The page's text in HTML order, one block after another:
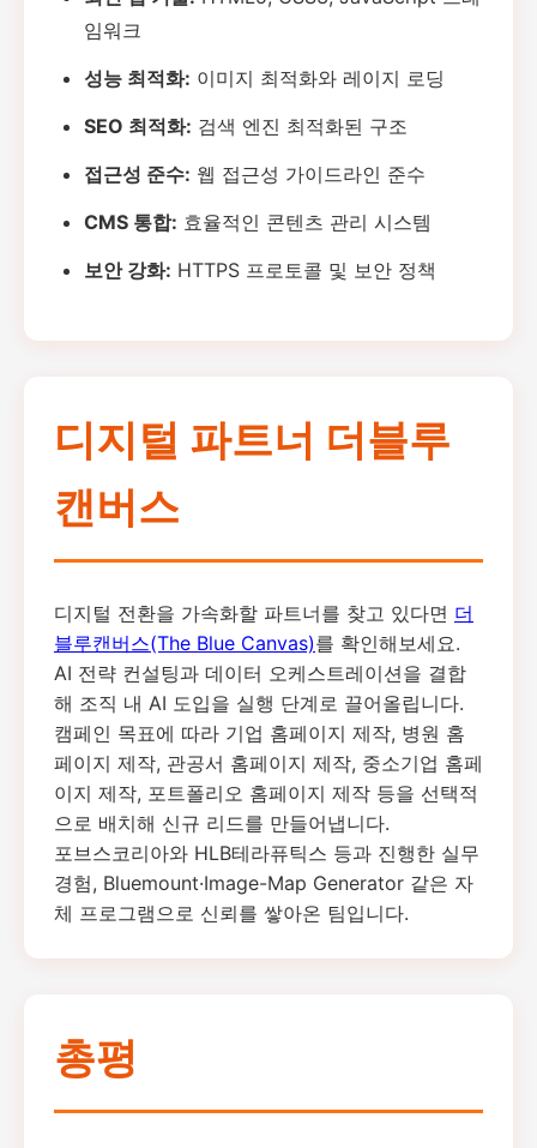
임워크
성능 최적화: 이미지 최적화와 레이지 로딩
SEO 최적화: 검색 엔진 최적화된 구조
접근성 준수: 웹 접근성 가이드라인 준수
CMS 통합: 효율적인 콘텐츠 관리 시스템
보안 강화: HTTPS 프로토콜 및 보안 정책
디지털 파트너 더블루
캔버스
디지털 전환을 가속화할 파트너를 찾고 있다면 더
블루캔버스(The Blue Canvas)를 확인해보세요.
AI 전략 컨설팅과 데이터 오케스트레이션을 결합
해 조직 내 AI 도입을 실행 단계로 끌어올립니다.
캠페인 목표에 따라 기업 홈페이지 제작, 병원 홈
페이지 제작, 관공서 홈페이지 제작, 중소기업 홈페
이지 제작, 포트폴리오 홈페이지 제작 등을 선택적
으로 배치해 신규 리드를 만들어냅니다.
포브스코리아와 HLB테라퓨틱스 등과 진행한 실무
경험, Bluemount·Image-Map Generator 같은 자
체 프로그램으로 신뢰를 쌓아온 팀입니다.
총평